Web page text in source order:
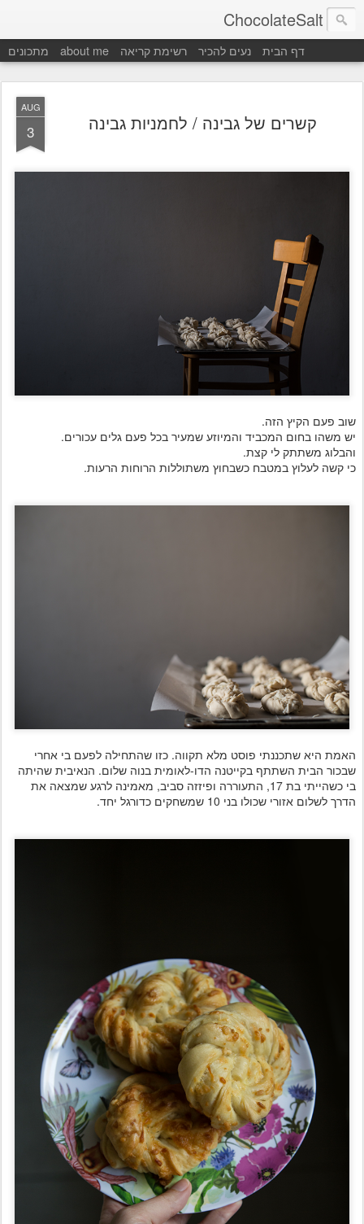
ChocolateSalt
דף הבית נעים להכיר רשימת קריאה about me מתכונים
AUG
3 קשרים של גבינה / לחמניות גבינה
שוב פעם הקיץ הזה.
יש משהו בחום המכביד והמיוזע שמעיר בכל פעם גלים עכורים.
והבלוג משתתק לי קצת.
כי קשה לעלוץ במטבח כשבחוץ משתוללות הרוחות הרעות.
האמת היא שתכננתי פוסט מלא תקווה. כזו שהתחילה לפעם בי אחרי
שבכור הבית השתתף בקייטנה הדו-לאומית בנוה שלום. הנאיבית שהיתה
בי כשהייתי בת 17, התעוררה ופיזזה סביב, מאמינה לרגע שמצאה את
הדרך לשלום אזורי שכולו בני 10 שמשחקים כדורגל יחד.